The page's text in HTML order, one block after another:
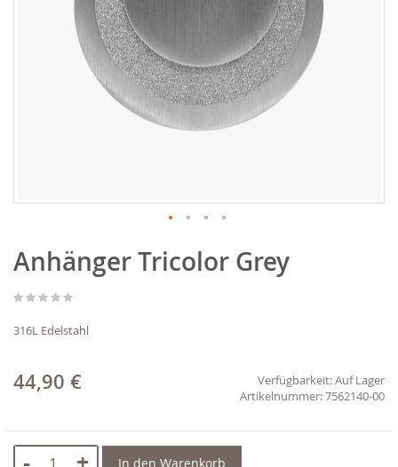
Anfang
der
springen
Anhänger Tricolor Grey
316L Edelstahl
44,90 € Verfügbarkeit:Auf Lager
7562140-00
In den Warenkorb